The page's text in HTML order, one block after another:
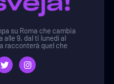
su Roma che cambia
alle 9, dal ti lunedì al
racconterà quel che